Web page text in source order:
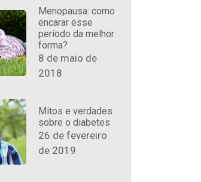
Menopausa: como
encarar esse
período da melhor
forma?
8 de maio de
2018
Mitos e verdades
sobre o diabetes
26 de fevereiro
de 2019